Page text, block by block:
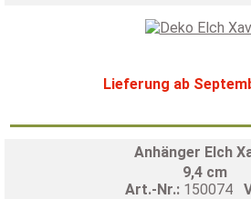
Lieferung ab
Anhänger Elch
9,4 cm
Art.-Nr.: 150074